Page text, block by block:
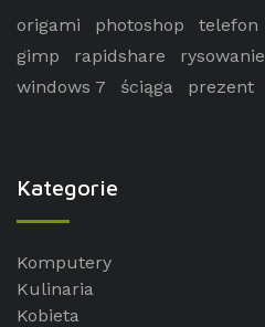
origami photoshop telefon
gimp
rapidshare rysowanie
windows 7
ściąga prezent
Kategorie
Komputery
Kulinaria
Kobieta